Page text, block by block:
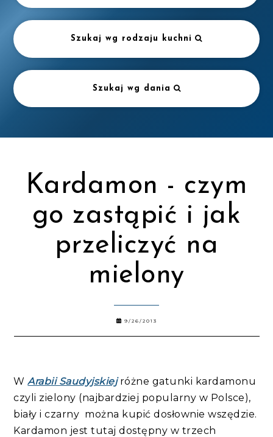
Szukaj wg rodzaju kuchni
Szukaj wg dania
Kardamon - czym
go zastąpić i jak
przeliczyć na
mielony
9/26/2013
WArabii Saudyjskiej różne gatunki kardamonu
czyli zielony (najbardziej popularny w Polsce),
biały i czarny można kupić dosłownie wszędzie.
Kardamon jest tutaj dostępny w trzech